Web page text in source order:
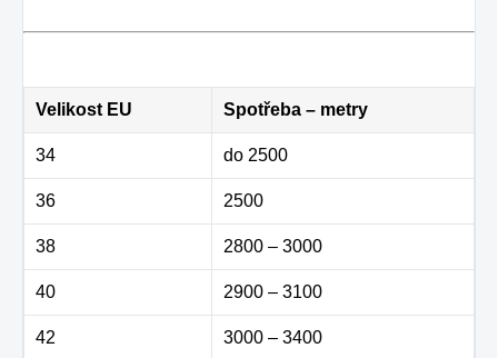
Velikost EU Spotřeba – metry
34 do 2500
36 2500
38 2800 – 3000
40 2900 – 3100
42 3000 – 3400